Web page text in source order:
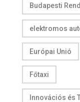
Budapesti
elektromos
Európai Unió
Főtaxi
Innovációs és